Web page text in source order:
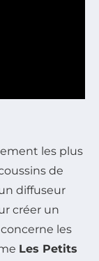
les plus
de
diffuseur
créer un
les
Les Petits